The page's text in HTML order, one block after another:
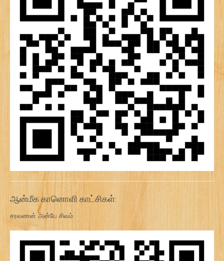
ஆன்மீக கானொளி காட்சிகள்:
சரவணன் அன்பே சிவம்